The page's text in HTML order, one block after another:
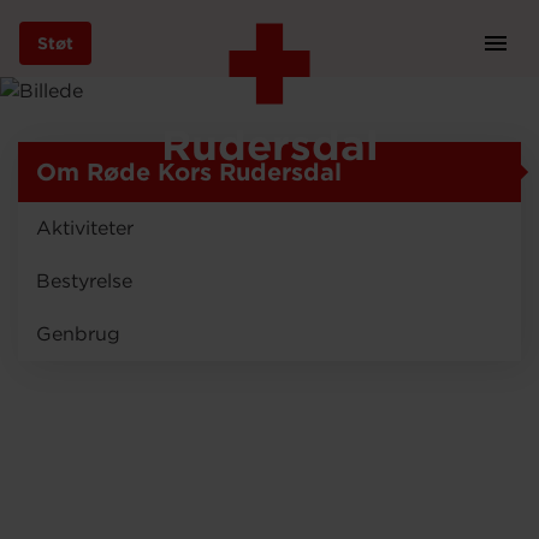
Gå
hovedindhold
Støt
Bliv frivillig
Om Røde Kors
Rudersdal
Om Røde Kors Rudersdal
Aktiviteter
Bestyrelse
Genbrug